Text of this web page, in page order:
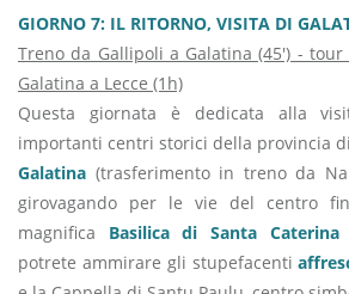
GIORNO 7: IL RITORNO, VISITA DI
Treno da Gallipoli a Galatina (45') -
Galatina a Lecce (1h)
Questa giornata è dedicata alla
importanti centri storici della provincia
Galatina (trasferimento in treno da
girovagando per le vie del centro
magnifica Basilica di Santa Caterina
potrete ammirare gli stupefacenti